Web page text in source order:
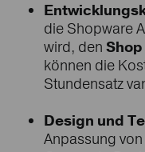
die Shopware
wird, den Shop
können die
Stundensatz
Design und
Anpassung